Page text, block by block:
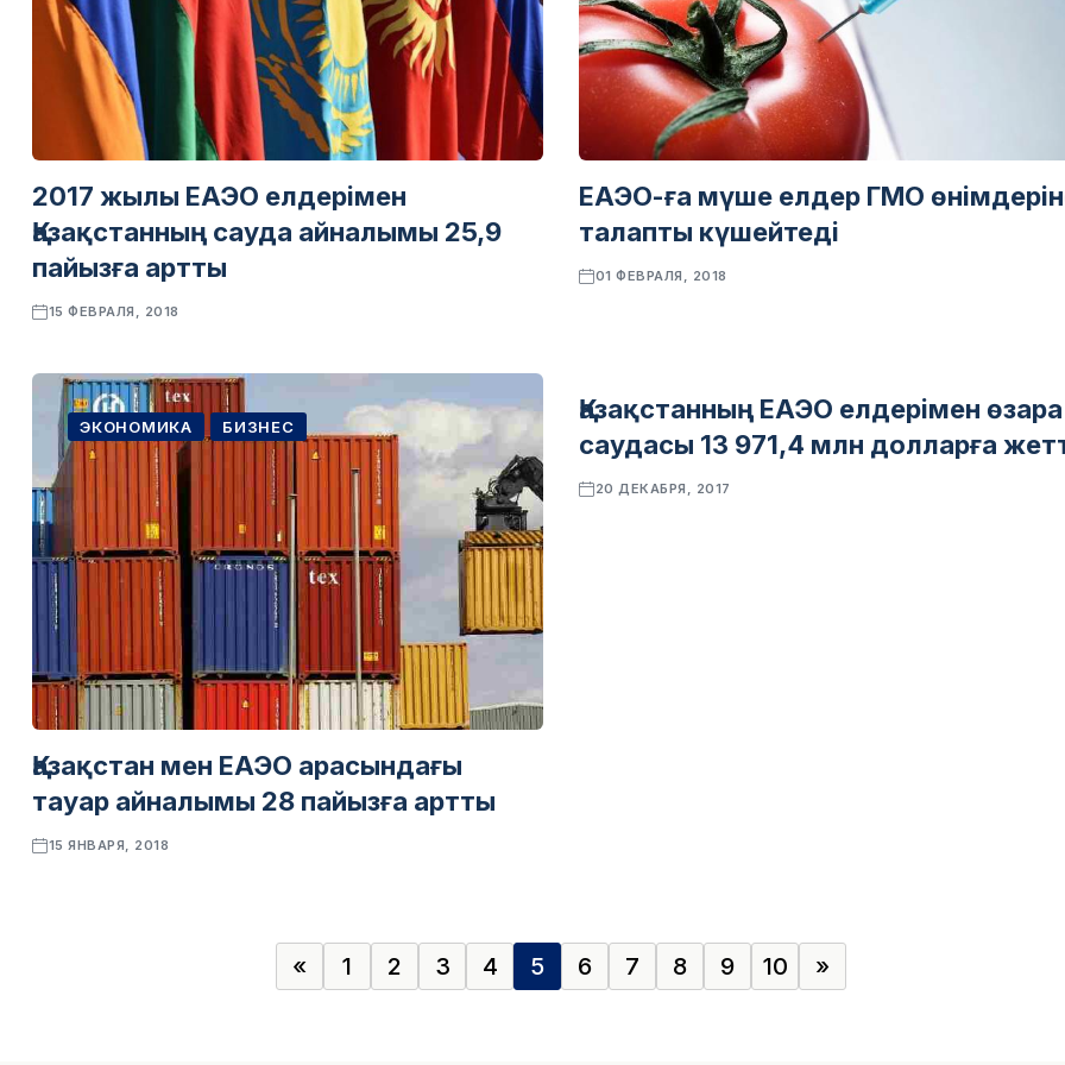
2017 жылы ЕАЭО елдерімен
Қазақстанның сауда айналымы 25,9
пайызға артты
15 ФЕВРАЛЯ, 2018
ЕАЭО-ға мүше елдер ГМО
талапты күшейтеді
01 ФЕВРАЛЯ, 2018
ЭКОНОМИКА БИЗНЕС
Қазақстан мен ЕАЭО арасындағы
тауар айналымы 28 пайызға артты
15 ЯНВАРЯ, 2018
ЭКОНОМИКА
Қазақстанның ЕАЭО елдерімен өзара
саудасы 13 971,4 млн долларға
20 ДЕКАБРЯ, 2017
« 1 2 3 4 5 6 7 8 9 10 »